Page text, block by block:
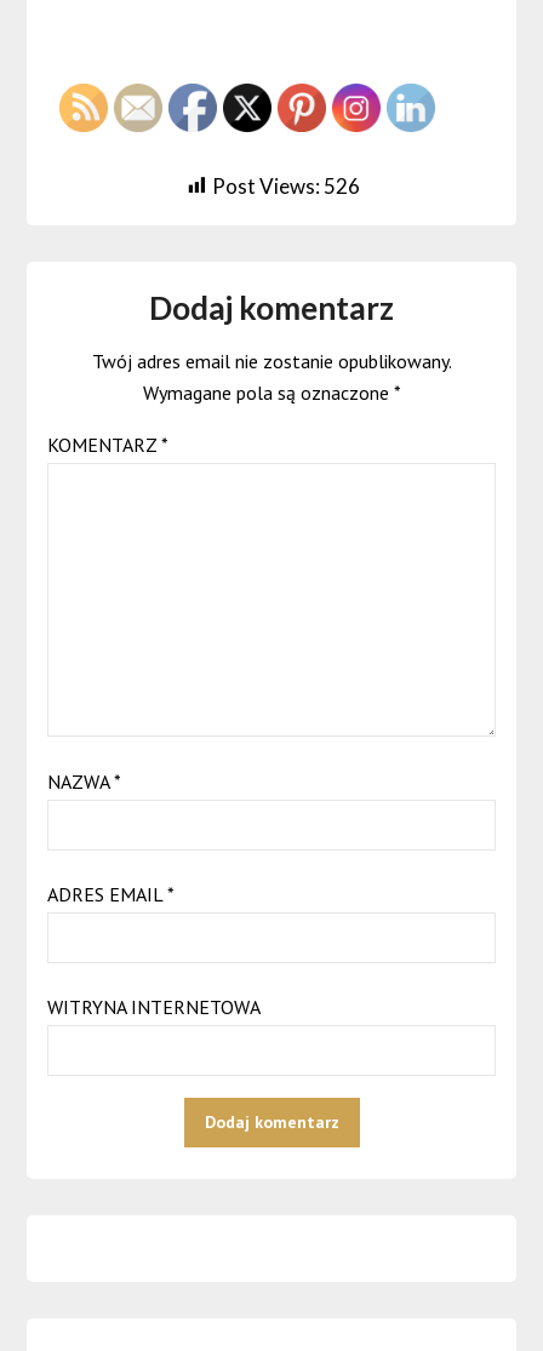
Post Views: 526
Dodaj komentarz
Twój adres email nie zostanie opublikowany.
Wymagane pola są oznaczone *
KOMENTARZ *
NAZWA*
ADRES EMAIL *
WITRYNA INTERNETOWA